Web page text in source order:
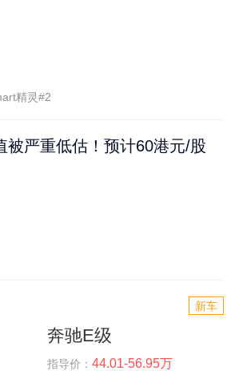
精灵#2
被严重低估！预计60港元/股
新车
奔驰E级
指导价： 44.01-56.95万